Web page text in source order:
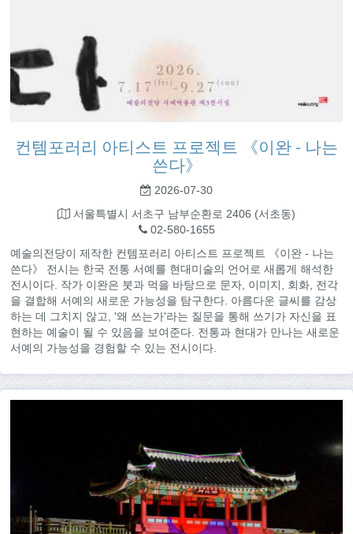
컨템포러리 아티스트 프로젝트 《이완 - 나는
쓴다》
2026-07-30
서울특별시 서초구 남부순환로 2406 (서초동)
02-580-1655
예술의전당이 제작한 컨템포러리 아티스트 프로젝트 《이완 - 나는
쓴다》 전시는 한국 전통 서예를 현대미술의 언어로 새롭게 해석한
전시이다. 작가 이완은 붓과 먹을 바탕으로 문자, 이미지, 회화, 전각
을 결합해 서예의 새로운 가능성을 탐구한다. 아름다운 글씨를 감상
하는 데 그치지 않고, '왜 쓰는가'라는 질문을 통해 쓰기가 자신을 표
현하는 예술이 될 수 있음을 보여준다. 전통과 현대가 만나는 새로운
서예의 가능성을 경험할 수 있는 전시이다.